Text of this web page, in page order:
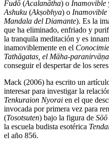
Fudō (Acalanātha) o Inamovible
Ashuku (Akṣobhya) o Inamovible
Mandala del Diamante). Es la
que ha eliminado, enfriado y
la tranquila meditación y es
inamoviblemente en el
Tathāgatas, el Māha-paranirvāṇa
conseguir el despertar de los
Mack (2006) ha escrito un
interesar para investigar la
Tenkuraion Nyorai en el que
invocada por primera vez para
(Tosotsuten) bajo la figura de Sōō
la escuela budista esotérica
el año 856.